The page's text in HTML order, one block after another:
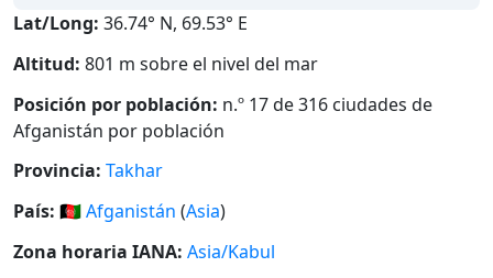
Lat/Long: 36.74° N, 69.53° E
Altitud: 801 m sobre el nivel del mar
Posición por población: n.º 17 de 316 ciudades de
Afganistán por población
Provincia: Takhar
País: 🇦🇫Afganistán (Asia)
Zona horaria IANA: Asia/Kabul